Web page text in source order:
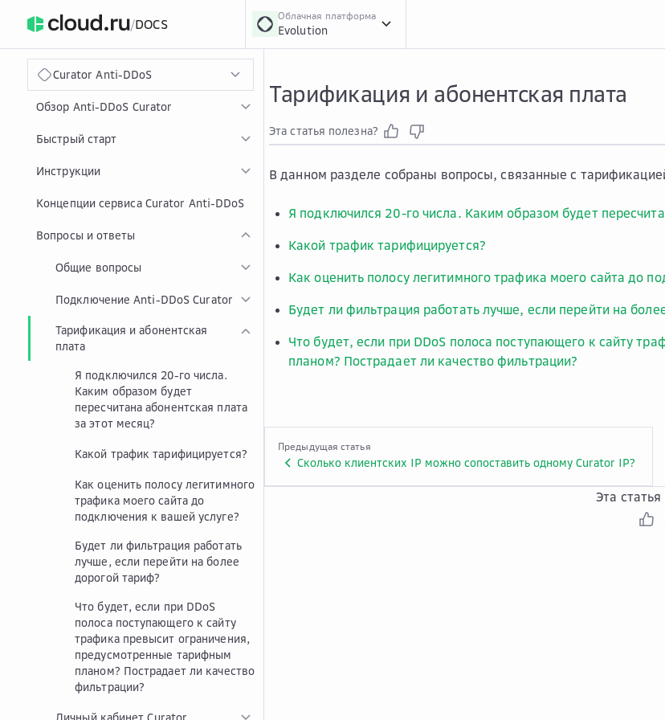
/DOCS
Облачная платформа
Evolution
Curator Anti-DDoS
Обзор Anti-DDoS Curator
Быстрый старт
Инструкции
Концепции сервиса Curator Anti-DDoS
Вопросы и ответы
Общие вопросы
Подключение Anti-DDoS Curator
Тарификация и абонентская
плата
Я подключился 20-го числа.
Каким образом будет
пересчитана абонентская плата
за этот месяц?
Какой трафик тарифицируется?
Как оценить полосу легитимного
трафика моего сайта до
подключения к вашей услуге?
Будет ли фильтрация работать
лучше, если перейти на более
дорогой тариф?
Что будет, если при DDoS
полоса поступающего к сайту
трафика превысит ограничения,
предусмотренные тарифным
планом? Пострадает ли качество
фильтрации?
Личный кабинет Curator
Тарификация и абонентская плата
Эта статья полезна?
В данном разделе собраны вопросы, связанные с
Я подключился 20-го числа. Каким образом будет
Какой трафик тарифицируется?
Как оценить полосу легитимного трафика моего сайта до
Будет ли фильтрация работать лучше, если перейти на
Что будет, если при DDoS полоса поступающего к сайту
планом? Пострадает ли качество фильтрации?
Предыдущая статья
Сколько клиентских IP можно сопоставить одному Curator IP?
Эта